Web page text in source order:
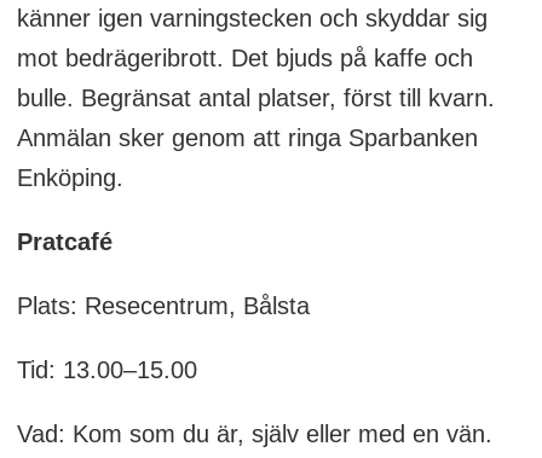
känner igen varningstecken och skyddar sig
mot bedrägeribrott. Det bjuds på kaffe och
bulle. Begränsat antal platser, först till kvarn.
Anmälan sker genom att ringa Sparbanken
Enköping.
Pratcafé
Plats: Resecentrum, Bålsta
Tid: 13.00–15.00
Vad: Kom som du är, själv eller med en vän.